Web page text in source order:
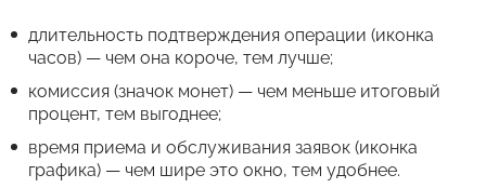
длительность подтверждения операции (иконка
часов) — чем она короче, тем лучше;
комиссия (значок монет) — чем меньше итоговый
процент, тем выгоднее;
время приема и обслуживания заявок (иконка
графика) — чем шире это окно, тем удобнее.